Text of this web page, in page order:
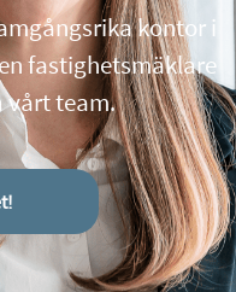
kontor i
fastighetsmäklare
vårt team.